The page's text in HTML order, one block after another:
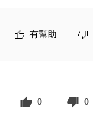
有幫助
0 0